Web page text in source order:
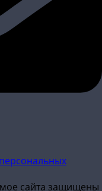
сайта защищены